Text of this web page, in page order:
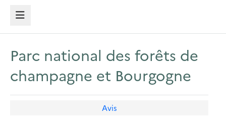
MENU
Parc national des forêts de
champagne et Bourgogne
Avis